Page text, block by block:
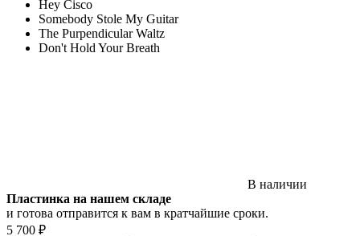
Hey Cisco
Somebody Stole My Guitar
The Purpendicular Waltz
Don't Hold Your Breath
В наличии
Пластинка на нашем складе
и готова отправится к вам в кратчайшие сроки.
5 700 ₽